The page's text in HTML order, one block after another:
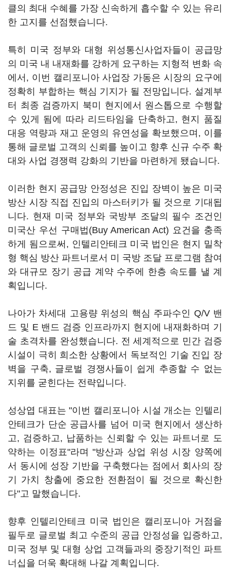
클의 최대 수혜를 가장 신속하게 흡수할 수 있는 유리
한 고지를 선점했습니다.
특히 미국 정부와 대형 위성통신사업자들이 공급망
의 미국 내 내재화를 강하게 요구하는 지형적 변화 속
에서, 이번 캘리포니아 사업장 가동은 시장의 요구에
정확히 부합하는 핵심 기지가 될 전망입니다. 설계부
터 최종 검증까지 북미 현지에서 원스톱으로 수행할
수 있게 됨에 따라 리드타임을 단축하고, 현지 품질
대응 역량과 재고 운영의 유연성을 확보했으며, 이를
통해 글로벌 고객의 신뢰를 높이고 향후 신규 수주 확
대와 사업 경쟁력 강화의 기반을 마련하게 됐습니다.
이러한 현지 공급망 안정성은 진입 장벽이 높은 미국
방산 시장 직접 진입의 마스터키가 될 것으로 기대됩
니다. 현재 미국 정부와 국방부 조달의 필수 조건인
미국산 우선 구매법(Buy American Act) 요건을 충족
하게 됨으로써, 인텔리안테크 미국 법인은 현지 밀착
형 핵심 방산 파트너로서 미 국방 조달 프로그램 참여
와 대규모 장기 공급 계약 수주에 한층 속도를 낼 계
획입니다.
나아가 차세대 고용량 위성의 핵심 주파수인 Q/V 밴
드 및 E 밴드 검증 인프라까지 현지에 내재화하며 기
술 초격차를 완성했습니다. 전 세계적으로 민간 검증
시설이 극히 희소한 상황에서 독보적인 기술 진입 장
벽을 구축, 글로벌 경쟁사들이 쉽게 추종할 수 없는
지위를 굳힌다는 전략입니다.
성상엽 대표는 "이번 캘리포니아 시설 개소는 인텔리
안테크가 단순 공급사를 넘어 미국 현지에서 생산하
고, 검증하고, 납품하는 신뢰할 수 있는 파트너로 도
약하는 이정표"라며 "방산과 상업 위성 시장 양쪽에
서 동시에 성장 기반을 구축했다는 점에서 회사의 장
기 가치 창출에 중요한 전환점이 될 것으로 확신한
다"고 말했습니다.
향후 인텔리안테크 미국 법인은 캘리포니아 거점을
필두로 글로벌 최고 수준의 공급 안정성을 입증하고,
미국 정부 및 대형 상업 고객들과의 중장기적인 파트
너십을 더욱 확대해 나갈 계획입니다.